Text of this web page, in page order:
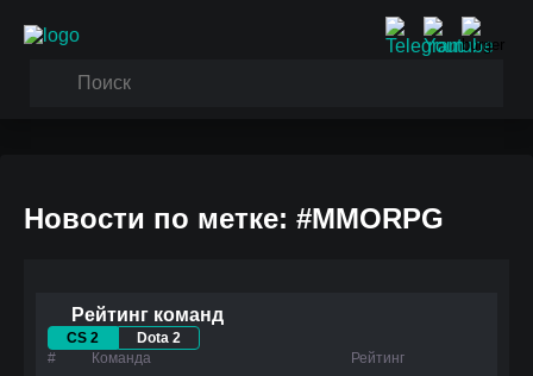
Новости по метке: #MMORPG
Рейтинг команд
CS 2
Dota 2
#
Команда Рейтинг